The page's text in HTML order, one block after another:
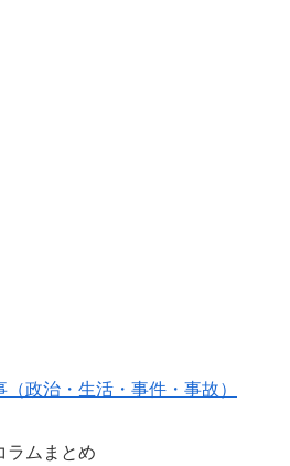
政治・生活・事件・事故）
ラムまとめ